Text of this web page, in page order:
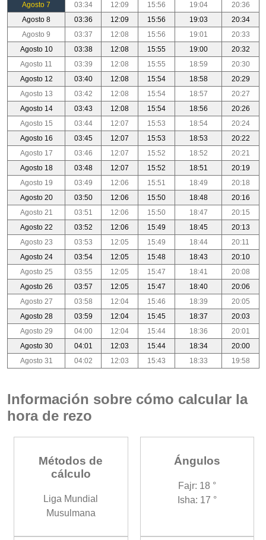
Agosto 7
03:34 12:09 15:56 19:04
20:36
Agosto 8
03:36 12:09 15:56 19:03
20:34
Agosto 9
03:37 12:08 15:56 19:01
20:33
Agosto 10
03:38 12:08 15:55 19:00
20:32
Agosto 11
03:39 12:08 15:55 18:59
20:30
Agosto 12
03:40 12:08 15:54 18:58
20:29
Agosto 13
03:42 12:08 15:54 18:57
20:27
Agosto 14
03:43 12:08 15:54 18:56
20:26
Agosto 15
03:44 12:07 15:53 18:54
20:24
Agosto 16
03:45 12:07 15:53 18:53
20:22
Agosto 17
03:46 12:07 15:52 18:52
20:21
Agosto 18
03:48 12:07 15:52 18:51
20:19
Agosto 19
03:49 12:06 15:51 18:49
20:18
Agosto 20
03:50 12:06 15:50 18:48
20:16
Agosto 21
03:51 12:06 15:50 18:47
20:15
Agosto 22
03:52 12:06 15:49 18:45
20:13
Agosto 23
03:53 12:05 15:49 18:44
20:11
Agosto 24
03:54 12:05 15:48 18:43
20:10
Agosto 25
03:55 12:05 15:47 18:41
20:08
Agosto 26
03:57 12:05 15:47 18:40
20:06
Agosto 27
03:58 12:04 15:46 18:39
20:05
Agosto 28
03:59 12:04 15:45 18:37
20:03
Agosto 29
04:00 12:04 15:44 18:36
20:01
Agosto 30
04:01 12:03 15:44 18:34
20:00
Agosto 31
04:02 12:03 15:43 18:33 19:58
Información sobre cómo calcular la
hora de rezo
Métodos de
cálculo
Liga Mundial
Musulmana
Ángulos
Fajr: 18 °
Isha: 17 °